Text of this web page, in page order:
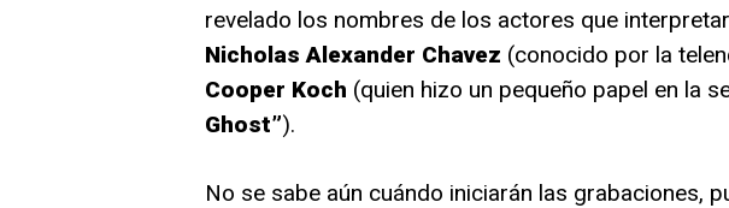
revelado los nombres de los actores que
Nicholas Alexander Chavez (conocido por la
Cooper Koch (quien hizo un pequeño papel en la
Ghost”).
No se sabe aún cuándo iniciarán las grabaciones,